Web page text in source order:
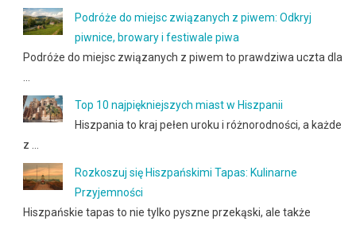
Podróże do miejsc związanych z piwem: Odkryj
piwnice, browary i festiwale piwa
Podróże do miejsc związanych z piwem to prawdziwa uczta dla
…
Top 10 najpiękniejszych miast w Hiszpanii
Hiszpania to kraj pełen uroku i różnorodności, a każde
z …
Rozkoszuj się Hiszpańskimi Tapas: Kulinarne
Przyjemności
Hiszpańskie tapas to nie tylko pyszne przekąski, ale także